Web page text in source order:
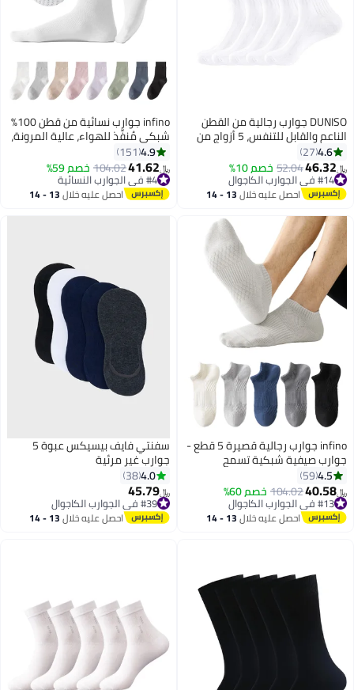
DUNISO جوارب رجالية من القطن
الناعم والقابل للتنفس، 5 أزواج من
الجوارب الرسمية للأعمال التجارية،
جوارب رياضية طويلة (أبيض)
4.6
27
﷼‏46.32
52.04خصم 10%
#14 في الجوارب الكاجوال
#14 في الجوارب الكاجوال احصل عليه خلال 13 - 14
2
infino جوارب نسائية من قطن 100%
شبكي مُنفِّذ للهواء، عالية المرونة،
مضادة للبكتيريا ومقاومة للروائح،
مع طرف سلس (بدون خياطة) - عبوة
من 8 أزواج
4.9
151
﷼‏41.62
104.02خصم 59%
#4 في الجوارب النسائية
#4 في الجوارب النسائية احصل عليه خلال 13 - 14
3
infino جوارب رجالية قصيرة 5 قطع -
جوارب صيفية شبكية تسمح
للبكتيريا، تمتص الرطوبة، وبها نعل
مساج مضاد للانزلاق
4.5
59
﷼‏40.58
104.02خصم 60%
#13 في الجوارب الكاجوال
#13 في الجوارب الكاجوال احصل عليه خلال 13 - 14
سفنتي فايف بيسيكس عبوة 5
جوارب غير مرئية
4.0
38
﷼‏45.79
#39 في الجوارب الكاجوال
#39 في الجوارب الكاجوال احصل عليه خلال 13 - 14